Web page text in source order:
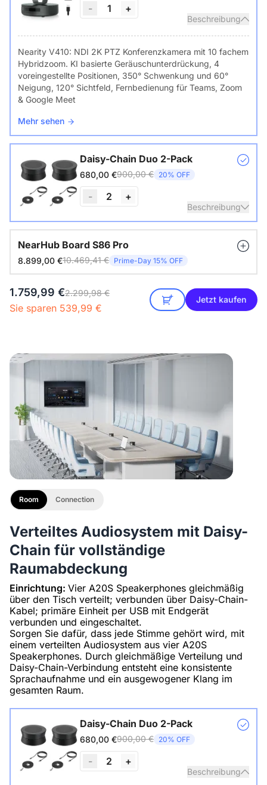
- 1 +
Beschreibung
Nearity V410: NDI 2K PTZ Konferenzkamera mit 10 fachem
Hybridzoom. KI basierte Geräuschunterdrückung, 4
voreingestellte Positionen, 350° Schwenkung und 60°
Neigung, 120° Sichtfeld, Fernbedienung für Teams, Zoom
& Google Meet
Mehr sehen
Daisy-Chain Duo 2-Pack
680,00 €900,00 € 20% OFF
- 2 +
Beschreibung
Nearity A20S * 2 | 8–14 People | 250–450 sq ft
Mehr sehen
NearHub Board S86 Pro
8.899,00 €10.469,41 € Prime-Day 15% OFF
1.759,99 €2.299,98 €
Sie sparen 539,99 €
Jetzt kaufen
Verteiltes Audiosystem mit Daisy-
Chain für vollständige
Raumabdeckung
Einrichtung: Vier A20S Speakerphones gleichmäßig
über den Tisch verteilt; verbunden über Daisy-Chain-
Kabel; primäre Einheit per USB mit Endgerät
verbunden und eingeschaltet.
Sorgen Sie dafür, dass jede Stimme gehört wird, mit
einem verteilten Audiosystem aus vier A20S
Speakerphones. Durch gleichmäßige Verteilung und
Daisy-Chain-Verbindung entsteht eine konsistente
Sprachaufnahme und ein ausgewogener Klang im
gesamten Raum.
Room Connection
Daisy-Chain Duo 2-Pack
680,00 €900,00 € 20% OFF
- 2 +
Beschreibung